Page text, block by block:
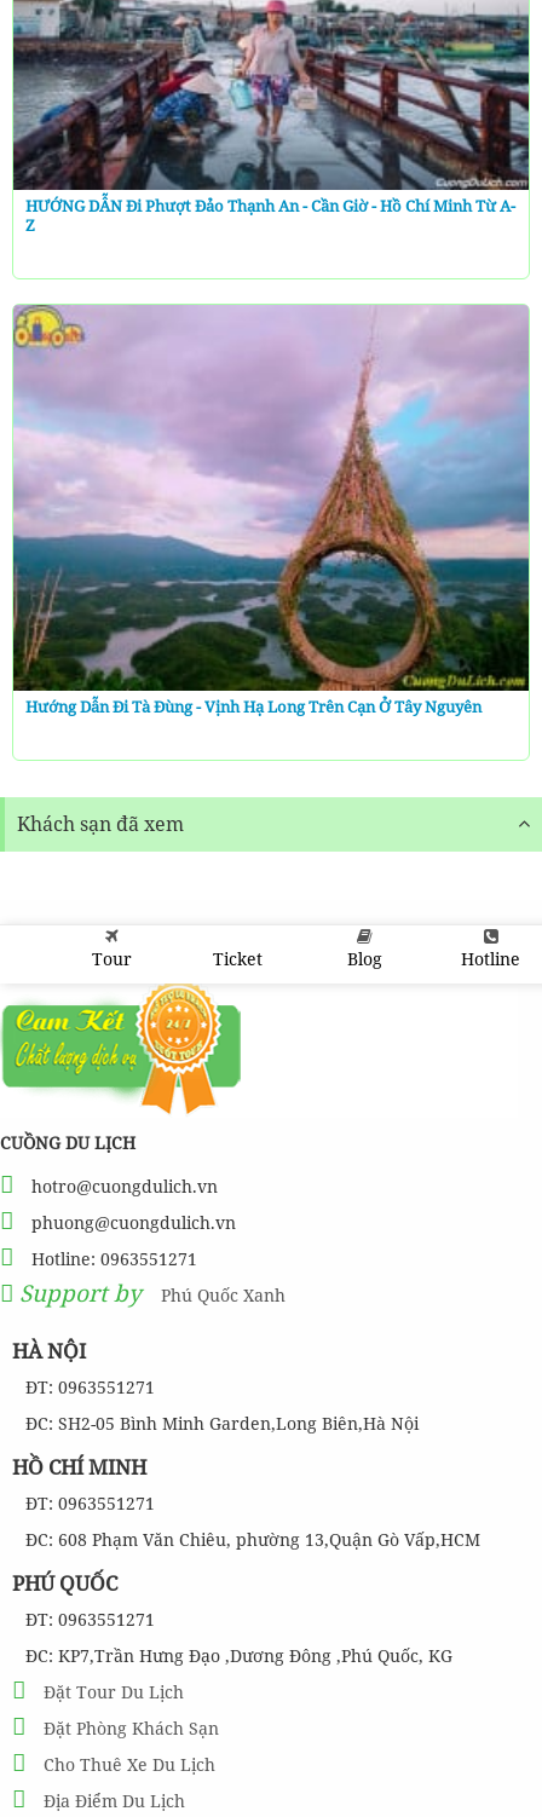
HƯỚNG DẪN Đi Phượt Đảo Thạnh An - Cần Giờ - Hồ Chí Minh Từ A-
Z
Hướng Dẫn Đi Tà Đùng - Vịnh Hạ Long Trên Cạn Ở Tây Nguyên
Khách sạn đã xem
Tour Ticket Blog Hotline
CUỒNG DU LỊCH
hotro@cuongdulich.vn
phuong@cuongdulich.vn
Hotline: 0963551271
Support by Phú Quốc Xanh
HÀ NỘI
ĐT: 0963551271
ĐC: SH2-05 Bình Minh Garden,Long Biên,Hà Nội
HỒ CHÍ MINH
ĐT: 0963551271
ĐC: 608 Phạm Văn Chiêu, phường 13,Quận Gò Vấp,HCM
PHÚ QUỐC
ĐT: 0963551271
ĐC: KP7,Trần Hưng Đạo ,Dương Đông ,Phú Quốc, KG
Đặt Tour Du Lịch
Đặt Phòng Khách Sạn
Cho Thuê Xe Du Lịch
Địa Điểm Du Lịch